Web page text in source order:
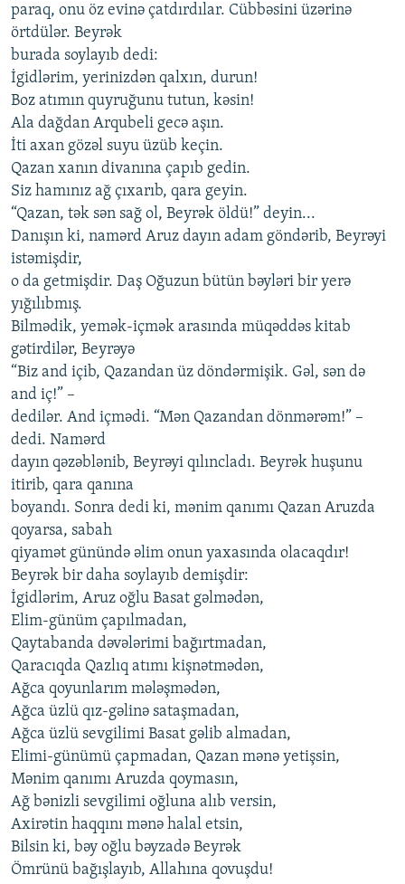
paraq, onu öz evinə çatdırdılar. Cübbəsini üzərinə
örtdülər. Beyrək
burada soylayıb dedi:
İgidlərim, yerinizdən qalxın, durun!
Boz atımın quyruğunu tutun, kəsin!
Ala dağdan Arqubeli gecə aşın.
İti axan gözəl suyu üzüb keçin.
Qazan xanın divanına çapıb gedin.
Siz hamınız ağ çıxarıb, qara geyin.
“Qazan, tək sən sağ ol, Beyrək öldü!” deyin...
Danışın ki, namərd Aruz dayın adam göndərib, Beyrəyi
istəmişdir,
o da getmişdir. Daş Oğuzun bütün bəyləri bir yerə
yığılıbmış.
Bilmədik, yemək-içmək arasında müqəddəs kitab
gətirdilər, Beyrəyə
“Biz and içib, Qazandan üz döndərmişik. Gəl, sən də
and iç!” –
dedilər. And içmədi. “Mən Qazandan dönmərəm!” –
dedi. Namərd
dayın qəzəblənib, Beyrəyi qılıncladı. Beyrək huşunu
itirib, qara qanına
boyandı. Sonra dedi ki, mənim qanımı Qazan Aruzda
qoyarsa, sabah
qiyamət günündə əlim onun yaxasında olacaqdır!
Beyrək bir daha soylayıb demişdir:
İgidlərim, Aruz oğlu Basat gəlmədən,
Elim-günüm çapılmadan,
Qaytabanda dəvələrimi bağırtmadan,
Qaracıqda Qazlıq atımı kişnətmədən,
Ağca qoyunlarım mələşmədən,
Ağca üzlü qız-gəlinə sataşmadan,
Ağca üzlü sevgilimi Basat gəlib almadan,
Elimi-günümü çapmadan, Qazan mənə yetişsin,
Mənim qanımı Aruzda qoymasın,
Ağ bənizli sevgilimi oğluna alıb versin,
Axirətin haqqını mənə halal etsin,
Bilsin ki, bəy oğlu bəyzadə Beyrək
Ömrünü bağışlayıb, Allahına qovuşdu!